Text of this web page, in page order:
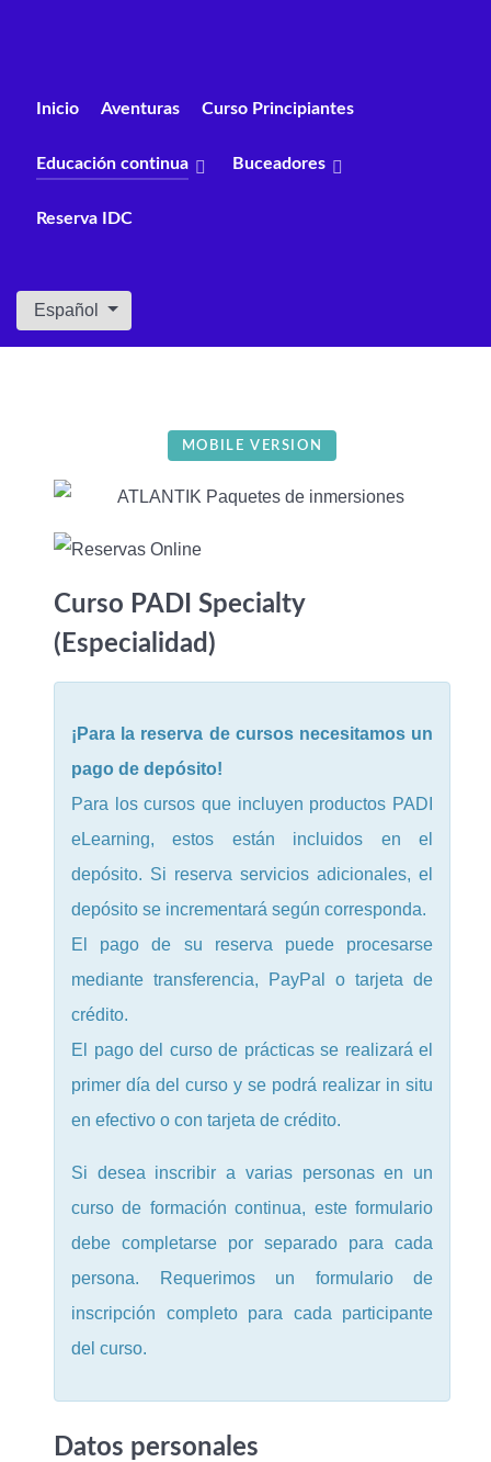
Inicio Aventuras Curso Principiantes
Educación continua Buceadores
Reserva IDC
Seleccione su idioma
Español
MOBILE VERSION
Curso PADI Specialty
(Especialidad)
¡Para la reserva de cursos necesitamos un
pago de depósito!
Para los cursos que incluyen productos PADI
eLearning, estos están incluidos en el
depósito. Si reserva servicios adicionales, el
depósito se incrementará según corresponda.
El pago de su reserva puede procesarse
mediante transferencia, PayPal o tarjeta de
crédito.
El pago del curso de prácticas se realizará el
primer día del curso y se podrá realizar in situ
en efectivo o con tarjeta de crédito.
Si desea inscribir a varias personas en un
curso de formación continua, este formulario
debe completarse por separado para cada
persona. Requerimos un formulario de
inscripción completo para cada participante
del curso.
Datos personales